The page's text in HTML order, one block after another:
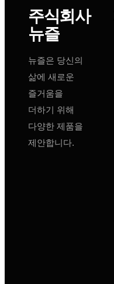
주식회사
뉴즐
뉴즐은 당신의
삶에 새로운
즐거움을
더하기 위해
다양한 제품을
제안합니다.